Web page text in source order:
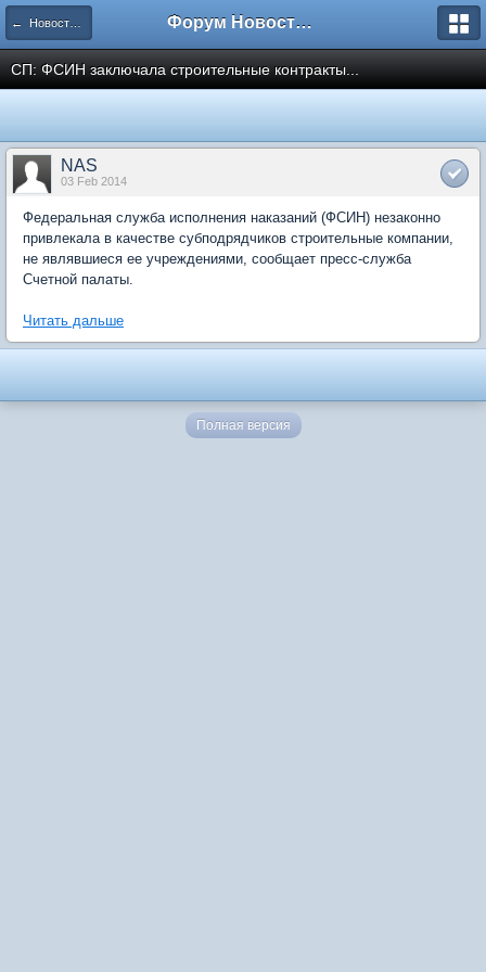
← Новости рынка недвижимости Форум Новостройки
СП: ФСИН заключала строительные контракты...
NAS
03 Feb 2014
Федеральная служба исполнения наказаний (ФСИН) незаконно
привлекала в качестве субподрядчиков строительные компании,
не являвшиеся ее учреждениями, сообщает пресс-служба
Счетной палаты.
Читать дальше
Полная версия